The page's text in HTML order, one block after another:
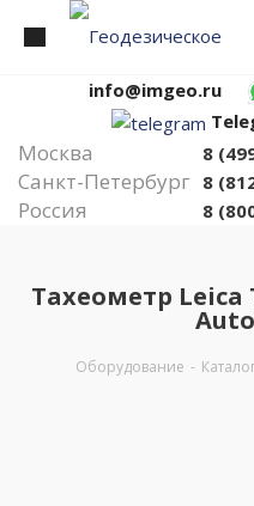
info@imgeo.ru
Москва 8
Санкт-Петербург 8
Россия 8
Тахеометр Leica
Оборудование -